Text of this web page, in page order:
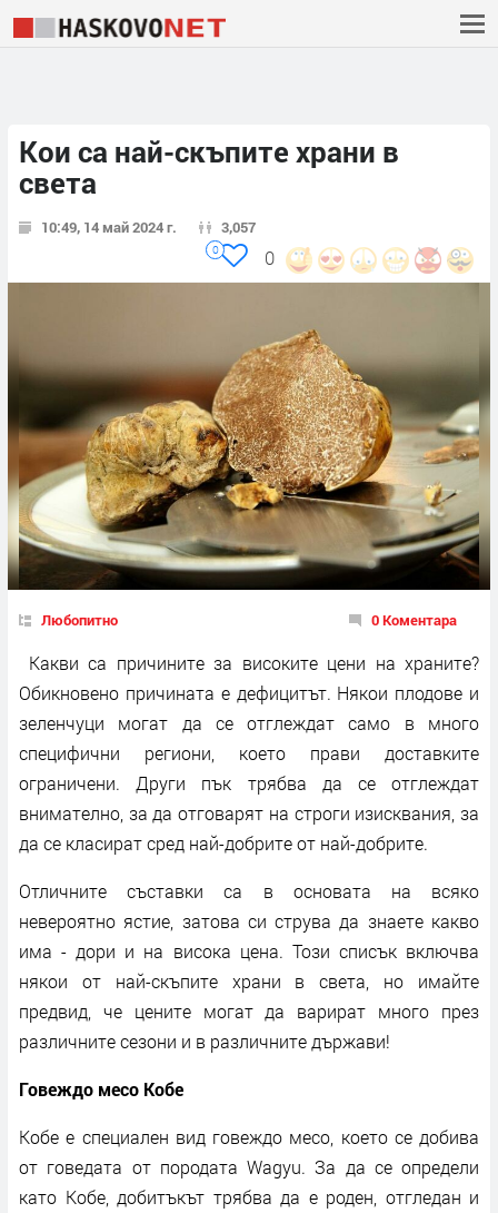
Кои са най-скъпите храни в
света
10:49, 14 май 2024 г. 3,057
0
0
Любопитно 0 Коментара
Какви са причините за високите цени на храните?
Обикновено причината е дефицитът. Някои плодове и
зеленчуци могат да се отглеждат само в много
специфични региони, което прави доставките
ограничени. Други пък трябва да се отглеждат
внимателно, за да отговарят на строги изисквания, за
да се класират сред най-добрите от най-добрите.
Отличните съставки са в основата на всяко
невероятно ястие, затова си струва да знаете какво
има - дори и на висока цена. Този списък включва
някои от най-скъпите храни в света, но имайте
предвид, че цените могат да варират много през
различните сезони и в различните държави!
Говеждо месо Кобе
Кобе е специален вид говеждо месо, което се добива
от говедата от породата Wagyu. За да се определи
като Кобе, добитъкът трябва да е роден, отгледан и